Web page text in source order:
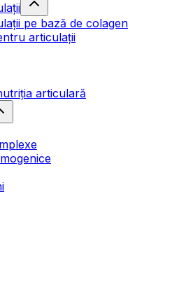
pe bază de colagen
articulații
articulară